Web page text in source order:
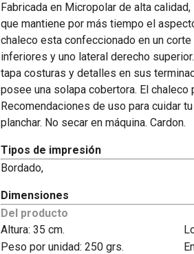
Fabricada en Micropolar de alta
que mantiene por más tiempo el
chaleco esta confeccionado en un
inferiores y uno lateral derecho
tapa costuras y detalles en sus
posee una solapa cobertora. El
Recomendaciones de uso para cuidar
planchar. No secar en máquina. Cardon.
Tipos de impresión
Bordado,
Dimensiones
Del producto
Altura: 35 cm.
Peso por unidad: 250 grs.